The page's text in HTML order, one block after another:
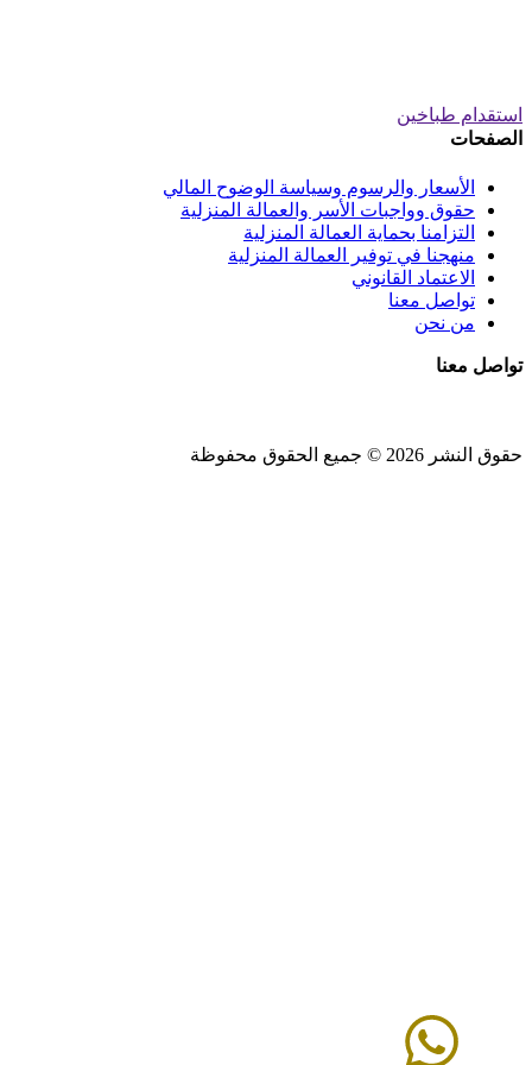
استقدام طباخين
الصفحات
الأسعار والرسوم وسياسة الوضوح المالي
حقوق وواجبات الأسر والعمالة المنزلية
التزامنا بحماية العمالة المنزلية
منهجنا في توفير العمالة المنزلية
الاعتماد القانوني
تواصل معنا
من نحن
تواصل معنا
حقوق النشر 2026 © جميع الحقوق محفوظة